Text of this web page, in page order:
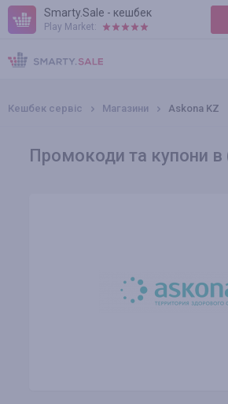
Smarty.Sale - кешбек
Play Market:
ПРАВИЛА
ПЛАГІНИ
Кешбек сервіс Магазини Askona KZ
Промокоди та купони в